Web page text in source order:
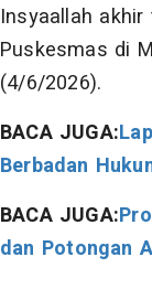
Insyaallah
Puskesmas di
(4/6/2026).
BACA JUGA:
Berbadan
BACA JUGA:
dan Potongan